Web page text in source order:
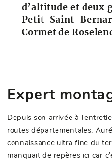
d’altitude et deux
Petit-Saint-
Cormet de
Expert
Depuis son arrivée à
routes départementales,
connaissance ultra fine du
manquait de repères ici car